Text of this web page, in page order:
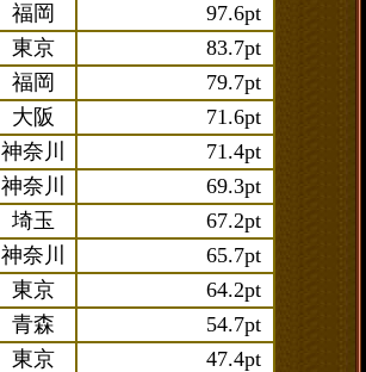
福岡
97.6pt
東京
83.7pt
福岡
79.7pt
大阪
71.6pt
神奈川
71.4pt
神奈川
69.3pt
埼玉
67.2pt
神奈川
65.7pt
東京
64.2pt
青森
54.7pt
東京
47.4pt